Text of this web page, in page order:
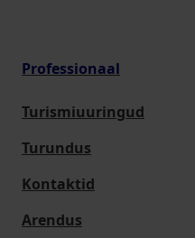
Professionaal
Turismiuuringud
Turundus
Kontaktid
Arendus